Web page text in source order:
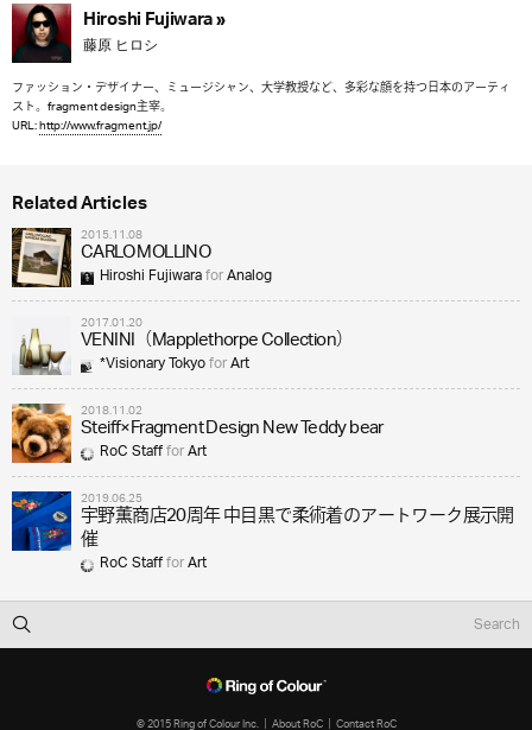
Hiroshi Fujiwara »
藤原 ヒロシ
ファッション・デザイナー、ミュージシャン、大学教授など、多彩な顔を持つ日本のアーティ
スト。fragment design主宰。
URL:http://www.fragment.jp/
Related Articles
2015.11.08
CARLO MOLLINO
Hiroshi FujiwaraforAnalog
2017.01.20
VENINI（Mapplethorpe Collection）
*Visionary TokyoforArt
2018.11.02
Steiff×Fragment Design New Teddy bear
RoC StaffforArt
2019.06.25
宇野薫商店20周年 中目黒で柔術着のアートワーク展示開
催
RoC StaffforArt
© 2015 Ring of Colour Inc. About RoC Contact RoC